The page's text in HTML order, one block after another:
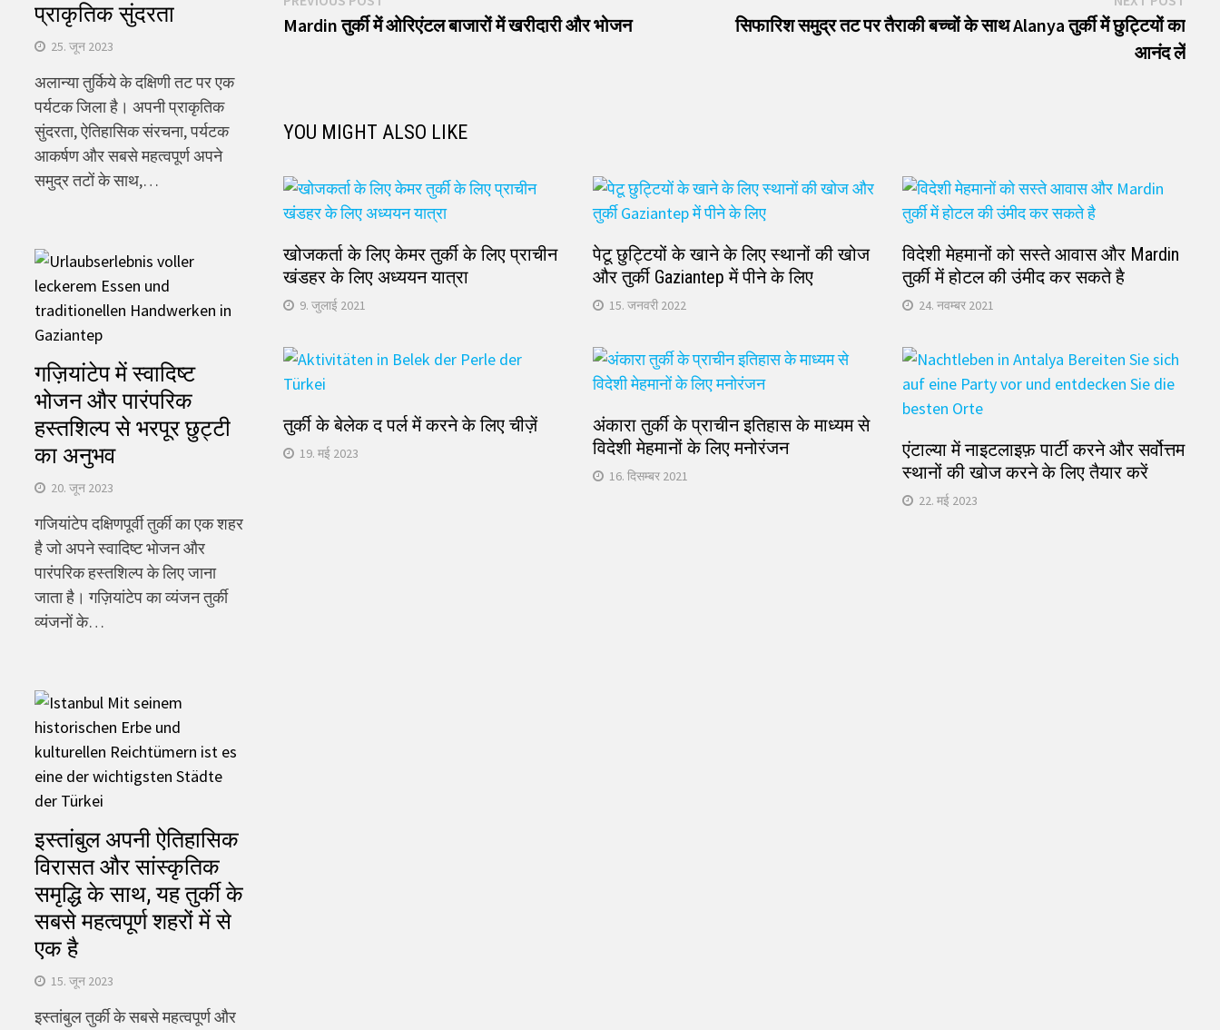
नेविगेशन
post:
Mardin तुर्की में ओरिएंटल बाजारों में खरीदारी और भोजन
post:
सिफारिश समुद्र तट पर तैराकी बच्चों के साथ Alanya तुर्की में छुट्टियों का
आनंद लें
YOU MIGHT ALSO LIKE
खोजकर्ता के लिए केमर तुर्की के लिए प्राचीन
खंडहर के लिए अध्ययन यात्रा
9. जुलाई 2021
पेटू छुट्टियों के खाने के लिए स्थानों की खोज
और तुर्की Gaziantep में पीने के लिए
15. जनवरी 2022
विदेशी मेहमानों को सस्ते आवास और Mardin
तुर्की में होटल की उंमीद कर सकते है
24. नवम्बर 2021
तुर्की के बेलेक द पर्ल में करने के लिए चीज़ें
19. मई 2023
अंकारा तुर्की के प्राचीन इतिहास के माध्यम से
विदेशी मेहमानों के लिए मनोरंजन
16. दिसम्बर 2021
एंटाल्या में नाइटलाइफ़ पार्टी करने और सर्वोत्तम
स्थानों की खोज करने के लिए तैयार करें
22. मई 2023
प्राकृतिक सुंदरता
25. जून 2023
अलान्या तुर्किये के दक्षिणी तट पर एक
पर्यटक जिला है। अपनी प्राकृतिक
सुंदरता, ऐतिहासिक संरचना, पर्यटक
आकर्षण और सबसे महत्वपूर्ण अपने
समुद्र तटों के साथ,…
गज़ियांटेप में स्वादिष्ट
भोजन और पारंपरिक
हस्तशिल्प से भरपूर छुट्टी
का अनुभव
20. जून 2023
गजियांटेप दक्षिणपूर्वी तुर्की का एक शहर
है जो अपने स्वादिष्ट भोजन और
पारंपरिक हस्तशिल्प के लिए जाना
जाता है। गज़ियांटेप का व्यंजन तुर्की
व्यंजनों के…
इस्तांबुल अपनी ऐतिहासिक
विरासत और सांस्कृतिक
समृद्धि के साथ, यह तुर्की के
सबसे महत्वपूर्ण शहरों में से
एक है
15. जून 2023
इस्तांबुल तुर्की के सबसे महत्वपूर्ण और